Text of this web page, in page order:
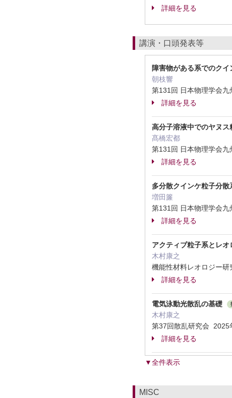
詳細を見る
講演・口頭発表等
障害物がある系でのク
朝枝響
第131回 日本物理学会
詳細を見る
高分子溶液中でのヤヌス
髙橋宏都
第131回 日本物理学会
詳細を見る
多分散クインケ粒子分
増田簾
第131回 日本物理学会
詳細を見る
アクティブ粒子系とレ
木村康之
機能性材料レオロジー
詳細を見る
電気泳動光散乱の基礎
木村康之
第37回散乱研究会 2025
詳細を見る
▼全件表示
MISC